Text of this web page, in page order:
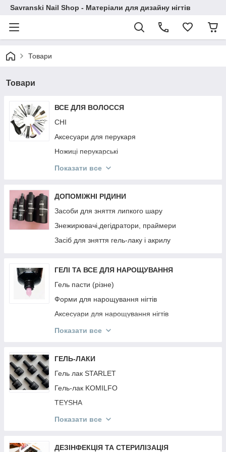
Savranski Nail Shop - Матеріали для дизайну нігтів
Товари
Товари
ВСЕ ДЛЯ ВОЛОССЯ
CHI
Аксесуари для перукаря
Ножиці перукарські
Гребінці
Ellips
KAYPRO
NOOK
РЕЗИНКИ Invisibobble
BRELIL
JNOWA
PROFIStyle
MIRELLA
ARTISTO
MOOD
INEBRYA
CONTEMPORA
КРАБИКИ ТА РЕЗИНКИ
Показати все
ДОПОМІЖНІ РІДИНИ
Засоби для зняття липкого шару
Знежирювачі,дегідратори, праймери
Засіб для зняття гель-лаку і акрилу
ГЕЛІ ТА ВСЕ ДЛЯ НАРОЩУВАННЯ
Гель пасти (різне)
Форми для нарощування нігтів
Аксесуари для нарощування нігтів
Гель фарби
Акрил Акрилгель
Гель павутина
Показати все
ГЕЛЬ-ЛАКИ
Гель лак STARLET
Гель-лак KOMILFO
TEYSHA
Гель лак KODI
Топи і Бази Різне
Показати все
ДЕЗІНФЕКЦІЯ ТА СТЕРИЛІЗАЦІЯ